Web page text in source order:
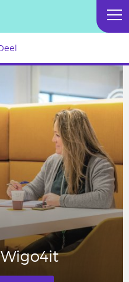
Wigo4it